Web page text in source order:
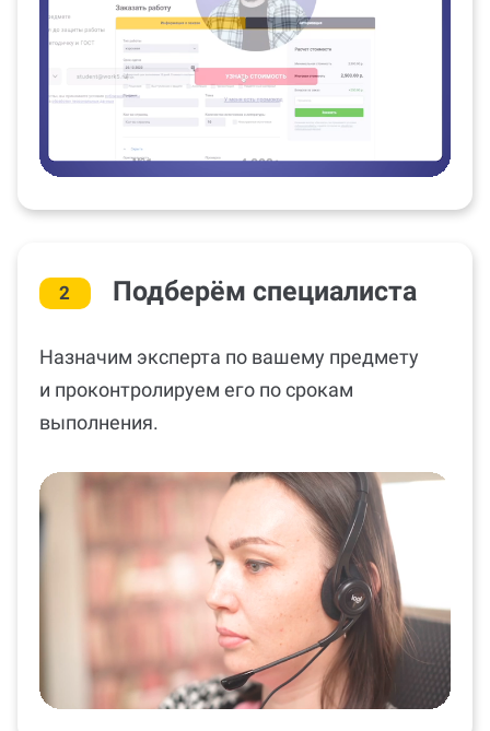
2 Подберём специалиста
Назначим эксперта по вашему предмету
и проконтролируем его по срокам
выполнения.